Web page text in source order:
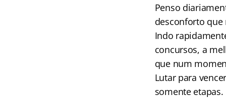
Penso
desconforto que
Indo
concursos, a
que num
Lutar para
somente